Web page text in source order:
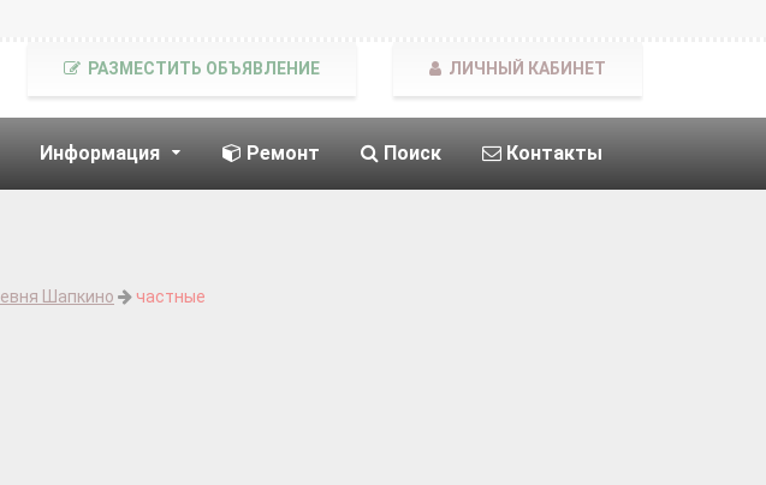
Информация Ремонт Поиск Контакты
РАЗМЕСТИТЬ ОБЪЯВЛЕНИЕ ЛИЧНЫЙ КАБИНЕТ
Шапкино
частные